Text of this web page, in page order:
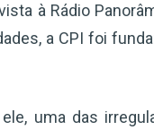
à Rádio
a CPI foi
ele, uma das